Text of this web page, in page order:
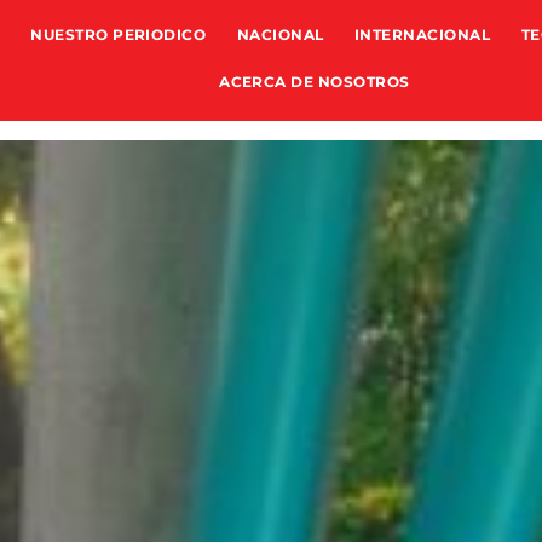
NUESTRO PERIODICO NACIONAL INTERNACIONAL
ACERCA DE NOSOTROS